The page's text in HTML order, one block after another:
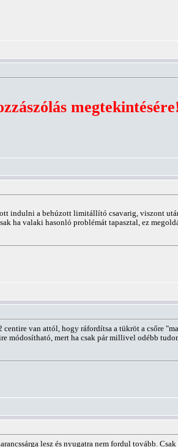
indulni a behúzott limitállító csavarig, viszont
ha valaki hasonló problémát tapasztal, ez
van attól, hogy ráfordítsa a tükröt a csőre
módosítható, mert ha csak pár millivel odébb
lesz és nyugatra nem fordul tovább.